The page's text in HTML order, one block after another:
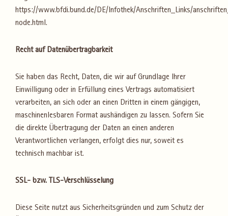
https://www.bfdi.bund.de/DE/Infothek/Anschriften_Links/
node.html.
Recht auf Datenübertragbarkeit
Sie haben das Recht, Daten, die wir auf Grundlage Ihrer
Einwilligung oder in Erfüllung eines Vertrags automatisiert
verarbeiten, an sich oder an einen Dritten in einem gängigen,
maschinenlesbaren Format aushändigen zu lassen. Sofern Sie
die direkte Übertragung der Daten an einen anderen
Verantwortlichen verlangen, erfolgt dies nur, soweit es
technisch machbar ist.
SSL- bzw. TLS-Verschlüsselung
Diese Seite nutzt aus Sicherheitsgründen und zum Schutz der